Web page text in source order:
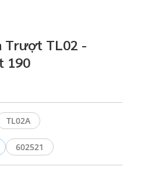
Trượt TL02 -
190
TL02A
602521